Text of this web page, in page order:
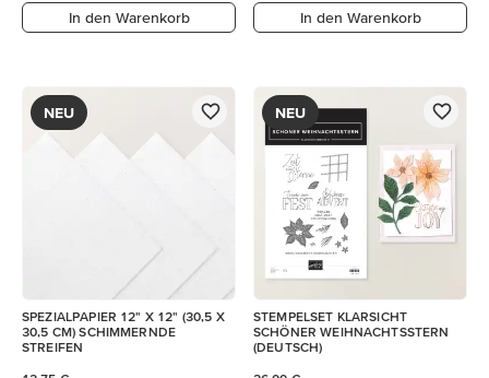
In den Warenkorb In den Warenkorb
NEU
SPEZIALPAPIER 12" X 12" (30,5 X
30,5 CM) SCHIMMERNDE
STREIFEN
NEU
STEMPELSET KLARSICHT
SCHÖNER WEIHNACHTSSTERN
(DEUTSCH)